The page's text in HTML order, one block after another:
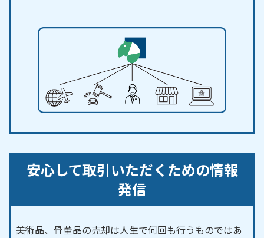
安心して取引いただくための情報
発信
美術品、骨董品の売却は人生で何回も行うものではあ